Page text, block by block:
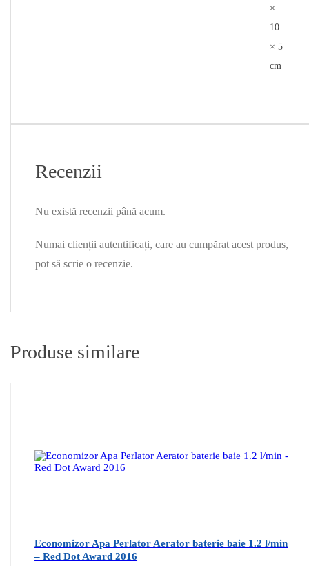
×
10
× 5
cm
Recenzii
Nu există recenzii până acum.
Numai clienții autentificați, care au cumpărat acest produs,
pot să scrie o recenzie.
Produse similare
Economizor Apa Perlator Aerator baterie baie 1.2 l/min
– Red Dot Award 2016